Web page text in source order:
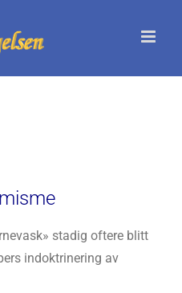
stadig oftere blitt
indoktrinering av